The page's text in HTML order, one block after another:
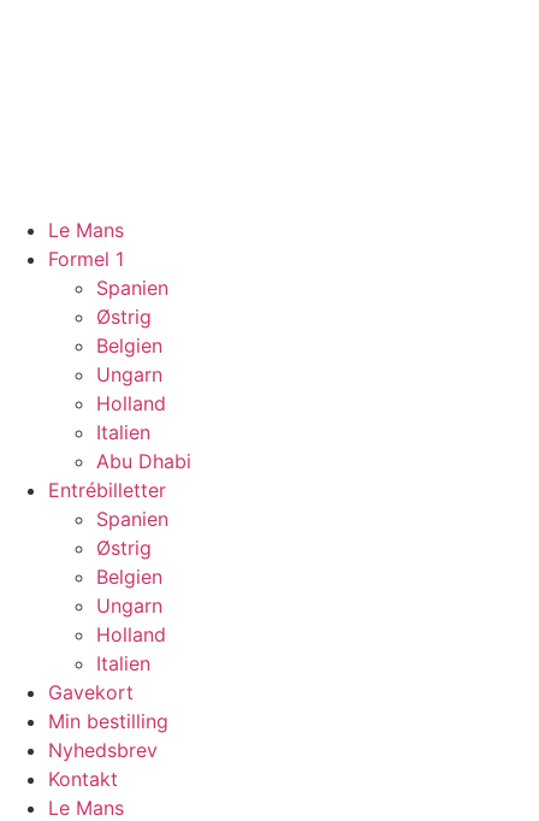
Le Mans
Formel 1
Spanien
Østrig
Belgien
Ungarn
Holland
Italien
Abu Dhabi
Entrébilletter
Spanien
Østrig
Belgien
Ungarn
Holland
Italien
Gavekort
Min bestilling
Nyhedsbrev
Kontakt
Le Mans